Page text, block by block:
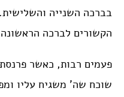
בברכה השנייה
הקשורים לברכה
פעמים רבות, כאשר
שוכח שה’ משגיח עליו